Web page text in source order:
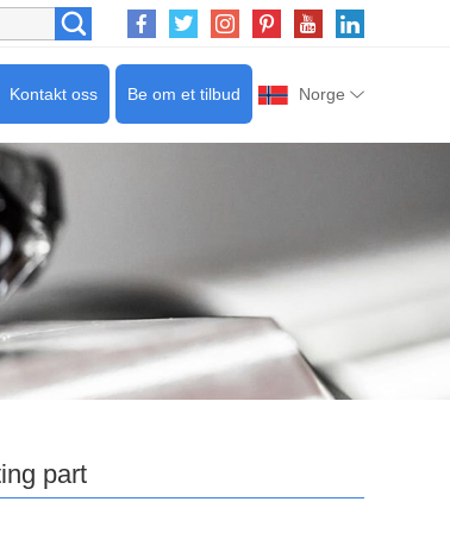
Norge
Be om et tilbud
Kontakt oss
part